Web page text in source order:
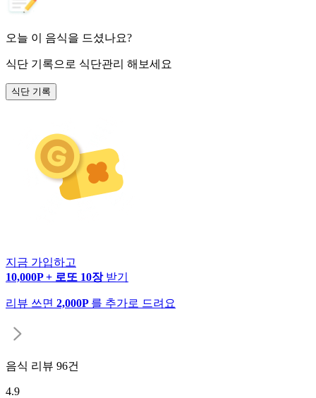
오늘 이 음식을 드셨나요?
식단 기록으로 식단관리 해보세요
식단 기록
지금 가입하고
10,000P + 로또 10장 받기
리뷰 쓰면 2,000P 를 추가로 드려요
음식 리뷰 96건
4.9